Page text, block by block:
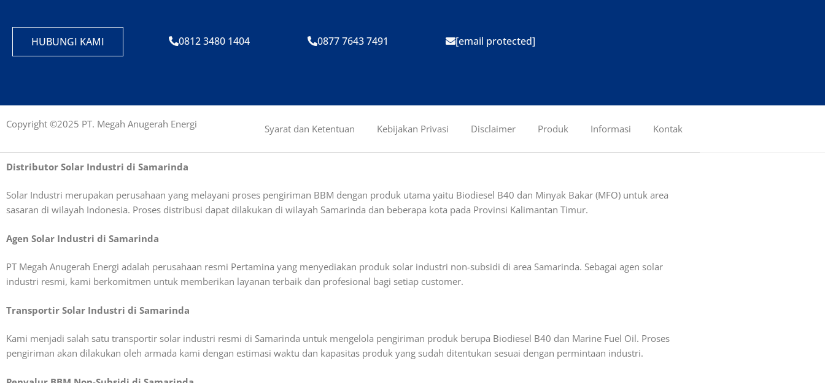
HUBUNGI KAMI 0812 3480 1404 0877 7643 7491 [email protected]
Copyright ©2025 PT. Megah Anugerah Energi Syarat dan Ketentuan Kebijakan Privasi Disclaimer Produk Informasi Kontak
Distributor Solar Industri di Samarinda
Solar Industri merupakan perusahaan yang melayani proses pengiriman BBM dengan produk utama yaitu Biodiesel B40 dan Minyak Bakar (MFO) untuk area
sasaran di wilayah Indonesia. Proses distribusi dapat dilakukan di wilayah Samarinda dan beberapa kota pada Provinsi Kalimantan Timur.
Agen Solar Industri di Samarinda
PT Megah Anugerah Energi adalah perusahaan resmi Pertamina yang menyediakan produk solar industri non-subsidi di area Samarinda. Sebagai agen solar
industri resmi, kami berkomitmen untuk memberikan layanan terbaik dan profesional bagi setiap customer.
Transportir Solar Industri di Samarinda
Kami menjadi salah satu transportir solar industri resmi di Samarinda untuk mengelola pengiriman produk berupa Biodiesel B40 dan Marine Fuel Oil. Proses
pengiriman akan dilakukan oleh armada kami dengan estimasi waktu dan kapasitas produk yang sudah ditentukan sesuai dengan permintaan industri.